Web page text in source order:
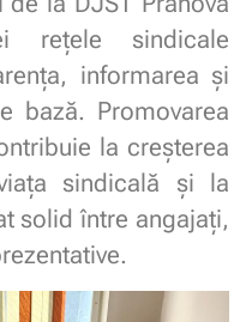
rețele sindicale
informarea și
bază. Promovarea
la creșterea
sindicală și la
solid între angajați,